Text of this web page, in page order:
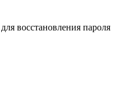
восстановления пароля